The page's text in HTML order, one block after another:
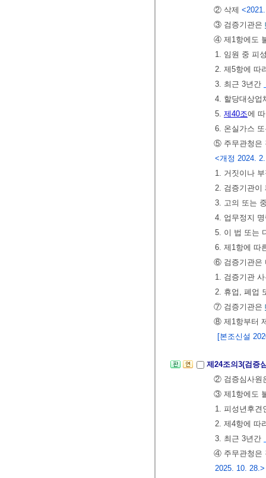
② 삭제
③ 검증기관은
④ 제1항에도
1. 임원 중 피
2. 제5항에 따
3. 최근 3년간
4. 할당대상업
5. 제40조에
6. 온실가스
⑤ 주무관청은
<개정 2024.
1. 거짓이나
2. 검증기관이
3. 고의 또는
4. 업무정지
5. 이 법 또는
6. 제1항에 따
⑥ 검증기관은
1. 검증기관
2. 휴업, 폐업
⑦ 검증기관은
⑧ 제1항부터
[본조신설
제24조의3(검증
② 검증심사원
③ 제1항에도
1. 피성년후견
2. 제4항에 따
3. 최근 3년간
④ 주무관청은
2025. 10. 28.>